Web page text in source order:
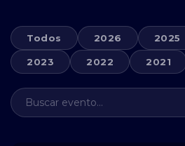
Todos 2026 2025
2023 2022 2021